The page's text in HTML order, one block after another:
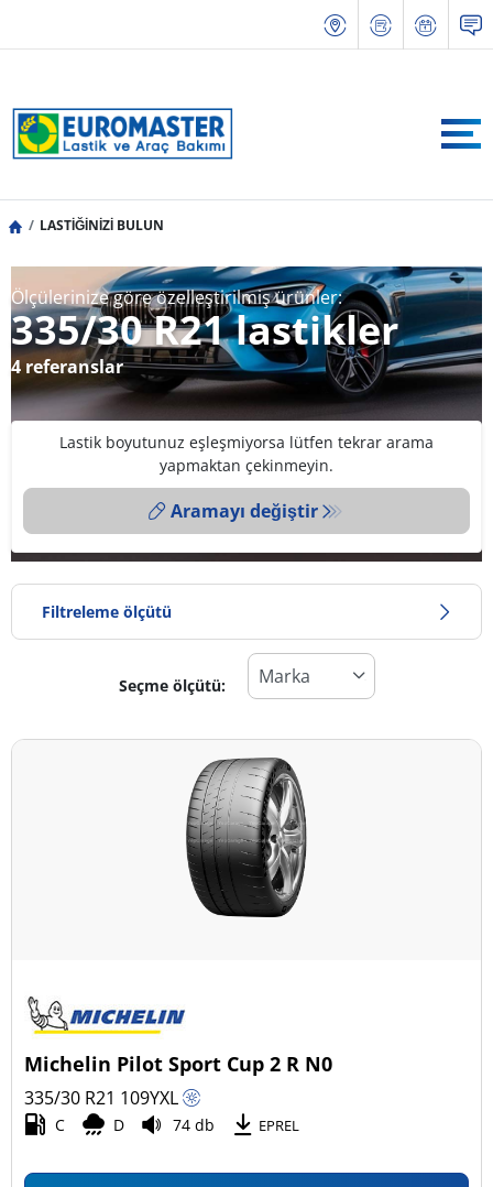
LASTİĞİNİZİ BULUN
Ölçülerinize göre özelleştirilmiş ürünler:
335/30 R21 lastikler
4 referanslar
Lastik boyutunuz eşleşmiyorsa lütfen tekrar arama
yapmaktan çekinmeyin.
Aramayı değiştir
Filtreleme ölçütü
Lastik türü
Tüm lastik türleri (4)
Dört mevsim (0)
Binek (4)
Karavan (0)
Seçme ölçütü:
Michelin Pilot Sport Cup 2 R N0
335/30 R21 109YXL
C D 74 db EPREL